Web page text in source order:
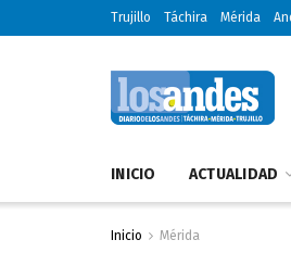
Trujillo Táchira Mérida
INICIO ACTUALIDAD
Inicio Mérida